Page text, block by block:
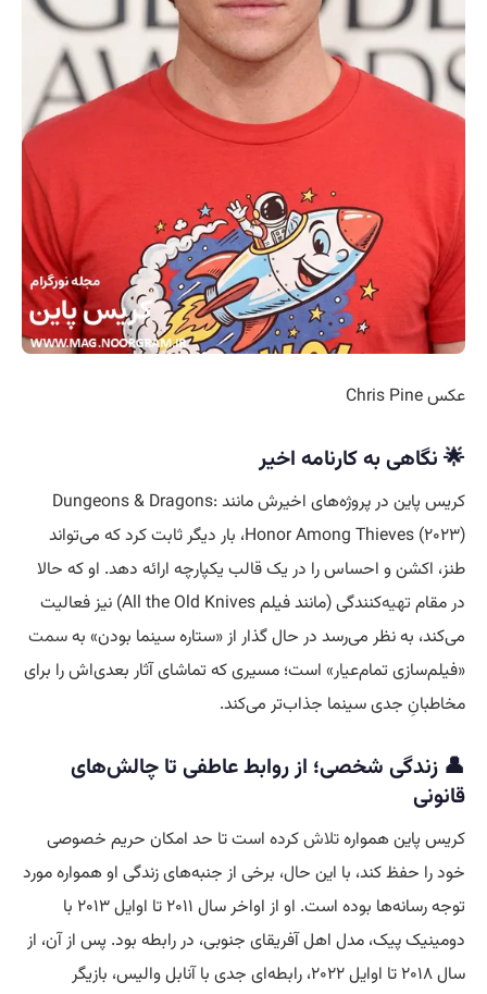
عکس Chris Pine
🌟 نگاهی به کارنامه اخیر
کریس پاین در پروژه‌های اخیرش مانند Dungeons & Dragons:
Honor Among Thieves (۲۰۲۳)، بار دیگر ثابت کرد که می‌تواند
طنز، اکشن و احساس را در یک قالب یکپارچه ارائه دهد. او که حالا
در مقام تهیه
‌کنندگی (مانند فیلم All the Old Knives) نیز فعالیت
می‌کند، به نظر می‌رسد در حال گذار از «ستاره سینما بودن» بهسمت
«فیلم‌سازی تمام‌عیار» است؛ مسیری که تماشای آثار بعدی‌اش را برای
مخاطبانِ جدی سینما جذاب‌تر می‌کند.
👤 زندگی شخصی؛ از روابط عاطفی تا چالش‌های
قانونی
کریس پاین هموارهتلاشکرده است تا حد امکان حریم خصوصی
خود را حفظ کند، با این حال، برخی از جنبه‌های زندگی او همواره مورد
توجه رسانه‌ها بوده است. او از اواخر سال ۲۰۱۱ تا اوایل ۲۰۱۳ با
دومینیک پیک، مدل اهل آفریقای جنوبی، در رابطه بود. پس از آن، از
سال ۲۰۱۸ تا اوایل ۲۰۲۲، رابطه‌ای جدی با آنابل والیس، بازیگر